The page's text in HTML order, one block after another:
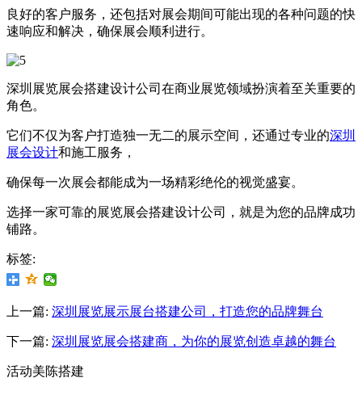
良好的客户服务，还包括对展会期间可能出现的各种问题的快
速响应和解决，确保展会顺利进行。
深圳展览展会搭建设计公司在商业展览领域扮演着至关重要的
角色。
它们不仅为客户打造独一无二的展示空间，还通过专业的深圳
展会设计和施工服务，
确保每一次展会都能成为一场精彩绝伦的视觉盛宴。
选择一家可靠的展览展会搭建设计公司，就是为您的品牌成功
铺路。
标签:
上一篇: 深圳展览展示展台搭建公司，打造您的品牌舞台
下一篇: 深圳展览展会搭建商，为你的展览创造卓越的舞台
活动美陈搭建